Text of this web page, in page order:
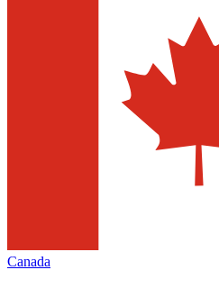
Canada